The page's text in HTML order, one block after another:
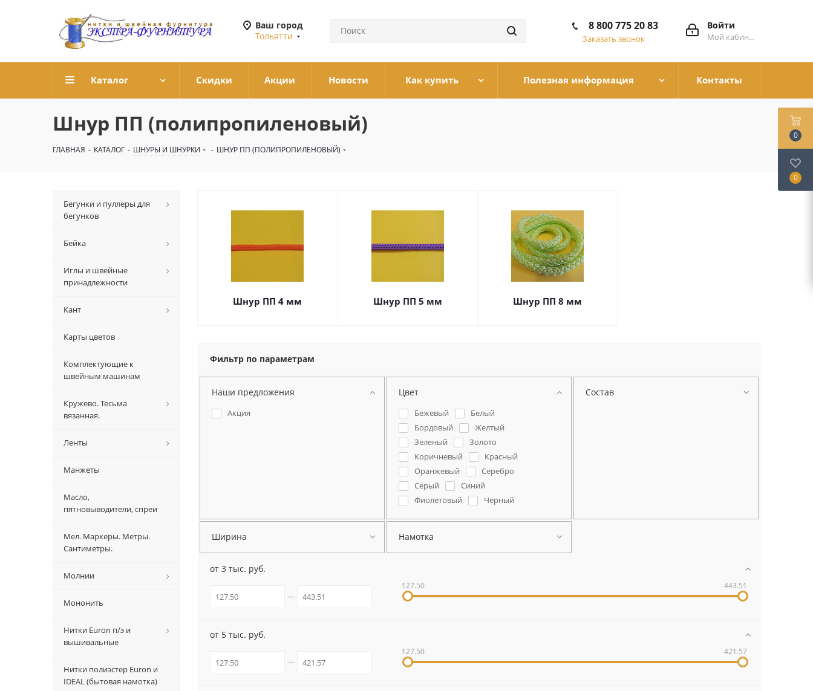
Ваш город
Тольятти
Войти
Мой кабинет
8 800 775 20 83
Заказать звонок
Каталог Скидки Акции Новости Как купить Полезная информация Контакты
Шнур ПП (полипропиленовый)
ГЛАВНАЯ - КАТАЛОГ - ШНУРЫ И ШНУРКИ - ШНУР ПП (ПОЛИПРОПИЛЕНОВЫЙ)
Шнур ПП 4 мм Шнур ПП 5 мм Шнур ПП 8 мм
Фильтр по параметрам
Наши предложения
Акция
Цвет
Бежевый
Белый
Бордовый
Желтый
Зеленый
Золото
Коричневый
Красный
Оранжевый
Серебро
Серый
Синий
Фиолетовый
Черный
Состав
Ширина Намотка
от 3 тыс. руб.
127.50 443.51
от 5 тыс. руб.
127.50 421.57
Бегунки и пуллеры для
бегунков
Бейка
Иглы и швейные
принадлежности
Кант
Карты цветов
Комплектующие к
швейным машинам
Кружево. Тесьма
вязанная.
Ленты
Манжеты
Масло,
пятновыводители, спреи
Мел. Маркеры. Метры.
Сантиметры.
Молнии
Мононить
Нитки Euron п/э и
вышивальные
Нитки полиэстер Euron и
IDEAL (бытовая намотка)
0
0